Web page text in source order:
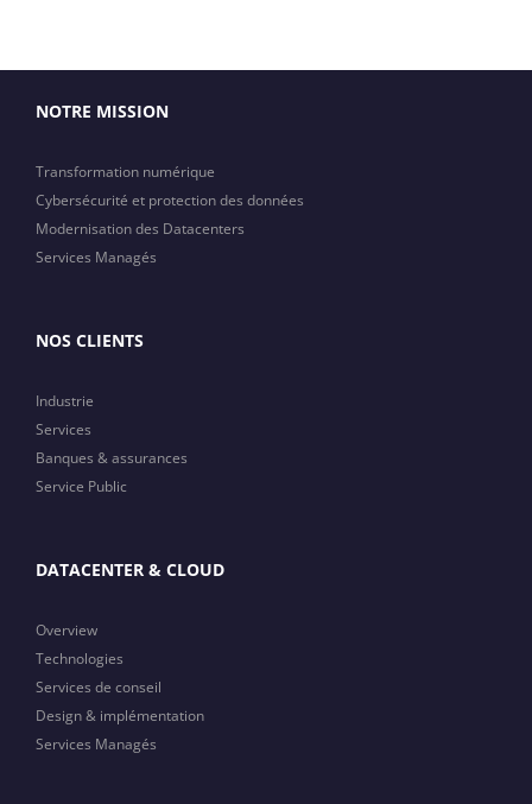
NOTRE MISSION
Transformation numérique
Cybersécurité et protection des données
Modernisation des Datacenters
Services Managés
NOS CLIENTS
Industrie
Services
Banques & assurances
Service Public
DATACENTER & CLOUD
Overview
Technologies
Services de conseil
Design & implémentation
Services Managés